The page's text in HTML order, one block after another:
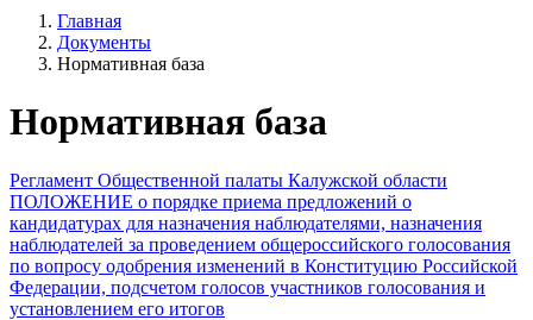
Главная
Документы
Нормативная база
Нормативная база
Регламент Общественной палаты Калужской области
ПОЛОЖЕНИЕ о порядке приема предложений о
кандидатурах для назначения наблюдателями, назначения
наблюдателей за проведением общероссийского голосования
по вопросу одобрения изменений в Конституцию Российской
Федерации, подсчетом голосов участников голосования и
установлением его итогов